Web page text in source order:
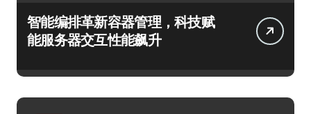
智能编排革新容器管理，科技赋
能服务器交互性能飙升